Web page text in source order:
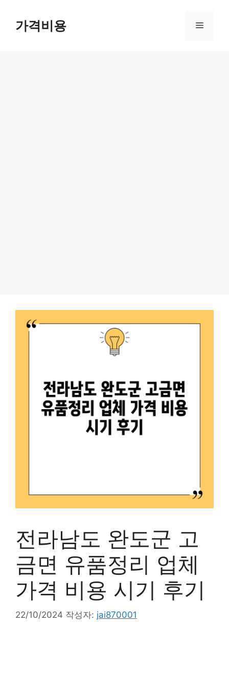
가격비용 메
전라남도 완도군 고
금면 유품정리 업체
가격 비용 시기 후기
22/10/2024 작성자: jai870001